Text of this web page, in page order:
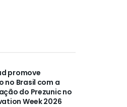
promove
no Brasil com a
do Prezunic no
Week 2026